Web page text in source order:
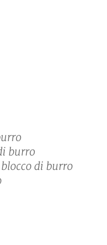
burro
di burro